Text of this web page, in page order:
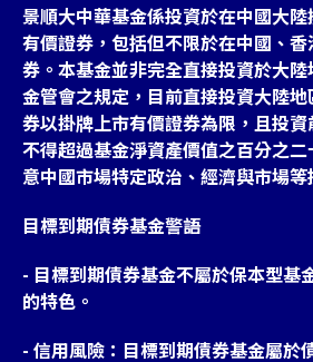
景順大中華基金係投資於在中國大
有價證券，包括但不限於在中國、
券。本基金並非完全直接投資於大
金管會之規定，目前直接投資大陸
券以掛牌上市有價證券為限，且投
不得超過基金淨資產價值之百分之
意中國市場特定政治、經濟與市場等
目標到期債券基金警語
- 目標到期債券基金不屬於保本型基
的特色。
- 信用風險：目標到期債券基金屬於